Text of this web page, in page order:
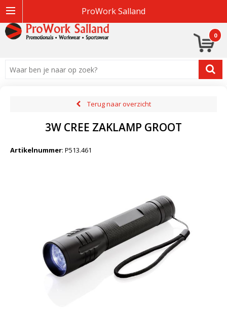
ProWork Salland
0
Terug naar overzicht
3W CREE ZAKLAMP GROOT
Artikelnummer: P513.461